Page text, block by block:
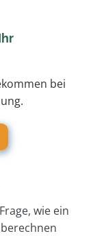
bei
wie ein